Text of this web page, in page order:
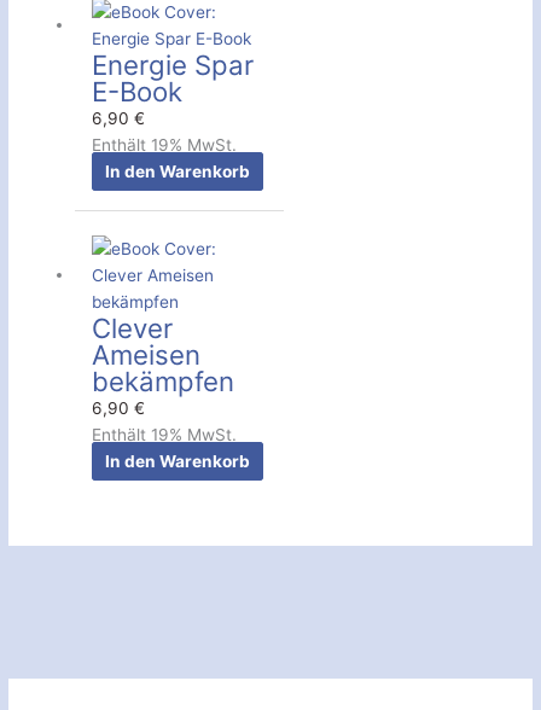
Energie Spar
E-Book
6,90 €
Enthält 19% MwSt.
In den Warenkorb
Clever
Ameisen
bekämpfen
6,90 €
Enthält 19% MwSt.
In den Warenkorb